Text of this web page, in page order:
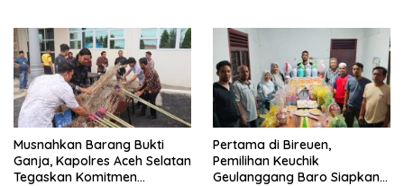
Musnahkan Barang Bukti
Ganja, Kapolres Aceh Selatan
Tegaskan Komitmen
Pertama di Bireuen,
Pemilihan Keuchik
Geulanggang Baro Siapkan